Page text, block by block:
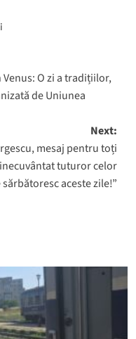
O zi a tradițiilor,
de Uniunea
Next:
mesaj pentru toți
tuturor celor
sărbătoresc aceste zile!”